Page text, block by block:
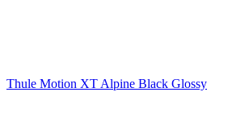
Thule Motion XT Alpine Black Glossy